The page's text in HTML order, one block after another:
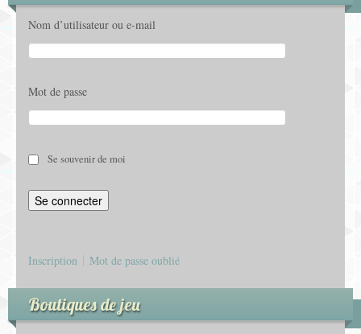
Nom d’utilisateur ou e-mail
Mot de passe
Se souvenir de moi
Inscription Mot de passe oublié
Boutiques de jeu